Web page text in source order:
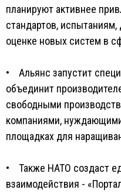
планируют активнее
стандартов,
оценке новых систем в
• Альянс запустит
объединит
свободными
компаниями,
площадках для
• Также НАТО создаст
взаимодействия -